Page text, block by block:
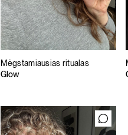
Mėgstamiausias ritualas
Glow